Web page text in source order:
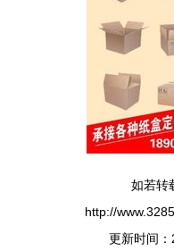
如若转
http://
更新时间